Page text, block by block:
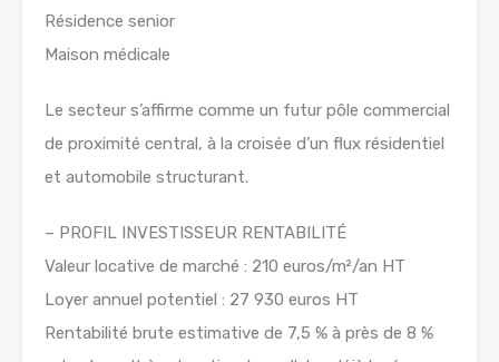
Résidence senior
Maison médicale
Le secteur s’affirme comme un futur pôle commercial
de proximité central, à la croisée d’un flux résidentiel
et automobile structurant.
– PROFIL INVESTISSEUR RENTABILITÉ
Valeur locative de marché : 210 euros/m²/an HT
Loyer annuel potentiel : 27 930 euros HT
Rentabilité brute estimative de 7,5 % à près de 8 %